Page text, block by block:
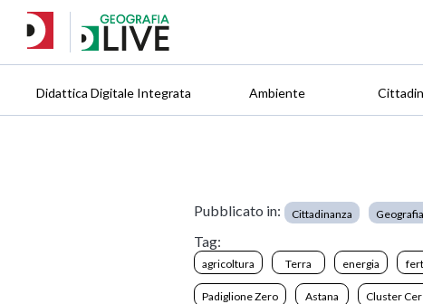
Didattica Digitale Integrata Ambiente
Pubblicato in: Cittadinanza
Tag:
agricoltura Terra energia
Padiglione Zero Astana Cluster